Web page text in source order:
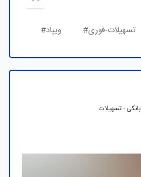
تسهیلات-فوری# ویپاد#
- تسهیلات